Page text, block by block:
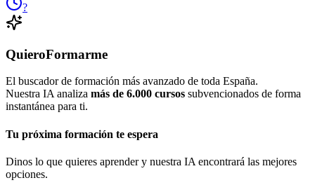
?
QuieroFormarme
El buscador de formación más avanzado de toda España.
Nuestra IA analiza más de 6.000 cursos subvencionados de forma
instantánea para ti.
Tu próxima formación te espera
Dinos lo que quieres aprender y nuestra IA encontrará las mejores
opciones.